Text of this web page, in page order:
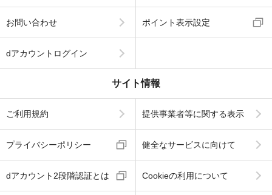
お問い合わせ ポイント表示設定
dアカウントログイン
サイト情報
ご利用規約 提供事業者等に関する表示
プライバシーポリシー 健全なサービスに向けて
dアカウント2段階認証とは Cookieの利用について